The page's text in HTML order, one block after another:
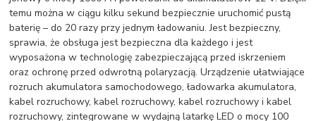
temu można w ciągu kilku sekund bezpiecznie uruchomić pustą
baterię – do 20 razy przy jednym ładowaniu. Jest bezpieczny,
sprawia, że obsługa jest bezpieczna dla każdego i jest
wyposażona w technologię zabezpieczającą przed iskrzeniem
oraz ochronę przed odwrotną polaryzacją. Urządzenie ułatwiające
rozruch akumulatora samochodowego, ładowarka akumulatora,
kabel rozruchowy, kabel rozruchowy, kabel rozruchowy i kabel
rozruchowy, zintegrowane w wydajną latarkę LED o mocy 100